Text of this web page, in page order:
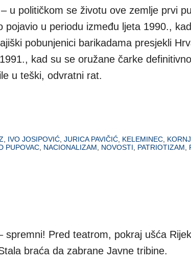
u političkom se životu ove zemlje prvi
pojavio u periodu između ljeta 1990.,
pobunjenici barikadama presjekli
kad su se oružane čarke definitivno
u teški, odvratni rat.
IVO JOSIPOVIĆ JURICA PAVIČIĆ KELEMINEC
PUPOVAC NACIONALIZAM NOVOSTI PATRIOTIZAM
spremni! Pred teatrom, pokraj ušća
braća da zabrane Javne tribine.